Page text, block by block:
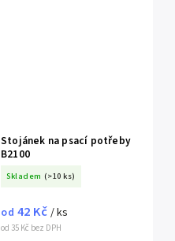
Stojánek na psací potřeby
B2100
Skladem (>10 ks)
od 35 Kč bez DPH
od 42 Kč / ks